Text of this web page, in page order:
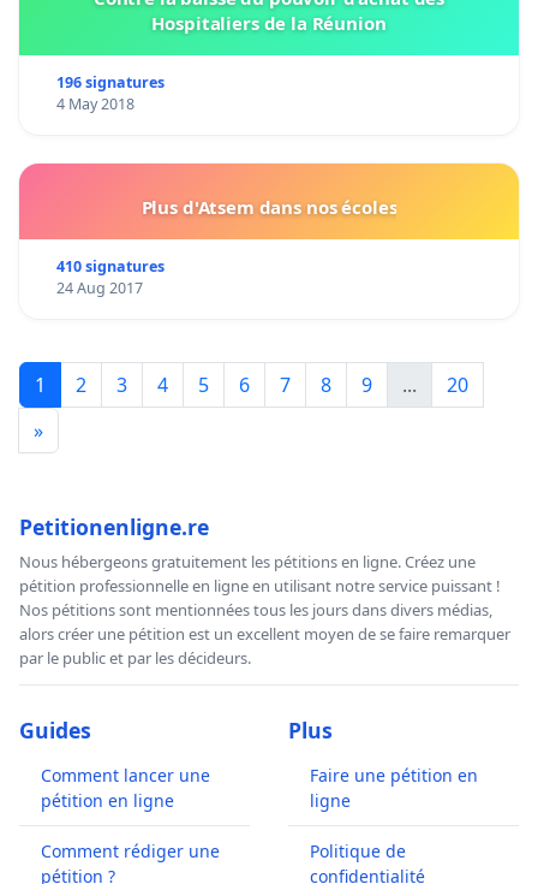
Hospitaliers de la Réunion
196 signatures
4 May 2018
Plus d'Atsem dans nos écoles
410 signatures
24 Aug 2017
1 2 3 4 5 6 7 8 9 ...
20
»
Petitionenligne.re
Nous hébergeons gratuitement les pétitions en ligne. Créez une
pétition professionnelle en ligne en utilisant notre service puissant !
Nos pétitions sont mentionnées tous les jours dans divers médias,
alors créer une pétition est un excellent moyen de se faire remarquer
par le public et par les décideurs.
Guides
Comment lancer une
pétition en ligne
Comment rédiger une
pétition ?
Plus
Faire une pétition en
ligne
Politique de
confidentialité